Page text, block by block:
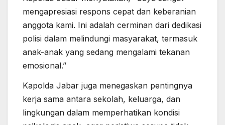
mengapresiasi respons cepat dan keberanian
anggota kami. Ini adalah cerminan dari dedikasi
polisi dalam melindungi masyarakat, termasuk
anak-anak yang sedang mengalami tekanan
emosional.”
Kapolda Jabar juga menegaskan pentingnya
kerja sama antara sekolah, keluarga, dan
lingkungan dalam memperhatikan kondisi